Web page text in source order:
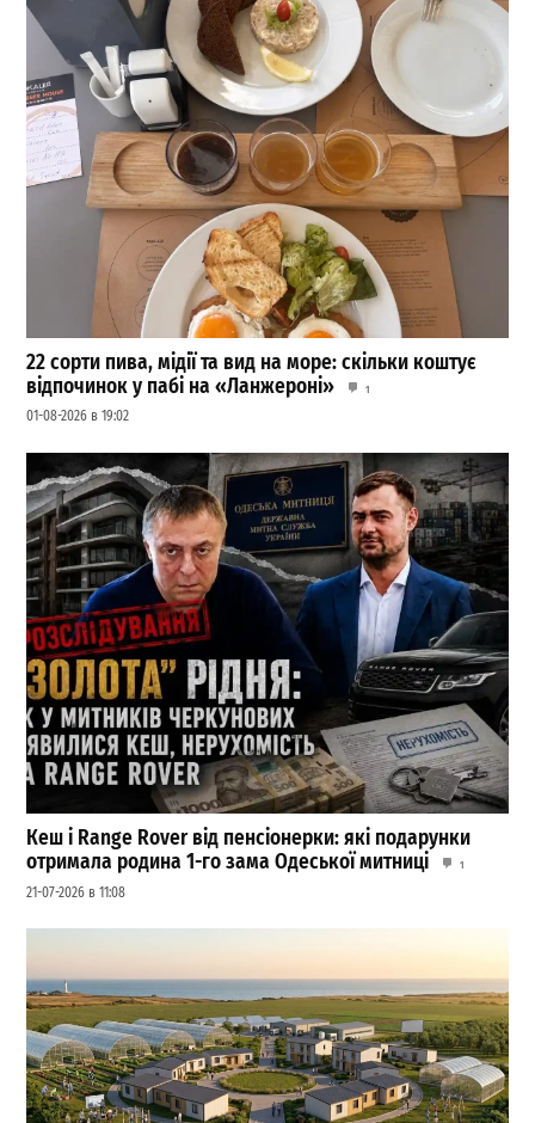
22 сорти пива, мідії та вид на море: скільки коштує
відпочинок у пабі на «Ланжероні»
1
01-08-2026 в 19:02
Кеш і Range Rover від пенсіонерки: які подарунки
отримала родина 1-го зама Одеської митниці
1
21-07-2026 в 11:08